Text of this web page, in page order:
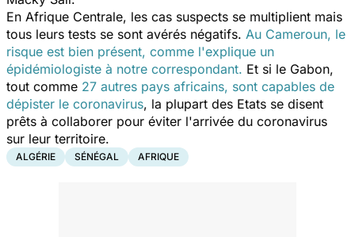
En Afrique Centrale, les cas suspects se multiplient mais
tous leurs tests se sont avérés négatifs. Au Cameroun, le
risque est bien présent, comme l'explique un
épidémiologiste à notre correspondant. Et si le Gabon,
tout comme 27 autres pays africains, sont capables de
dépister le coronavirus, la plupart des Etats se disent
prêts à collaborer pour éviter l'arrivée du coronavirus
sur leur territoire.
ALGÉRIE SÉNÉGAL AFRIQUE